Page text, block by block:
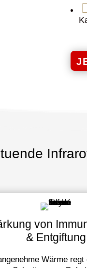
von
& Entgiftung
Wärme regt